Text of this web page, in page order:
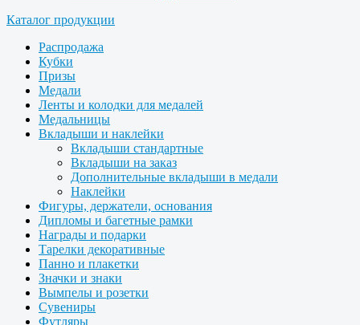
Каталог продукции
Распродажа
Кубки
Призы
Медали
Ленты и колодки для медалей
Медальницы
Вкладыши и наклейки
Вкладыши стандартные
Вкладыши на заказ
Дополнительные вкладыши в медали
Наклейки
Фигуры, держатели, основания
Дипломы и багетные рамки
Награды и подарки
Тарелки декоративные
Панно и плакетки
Значки и знаки
Вымпелы и розетки
Сувениры
Футляры